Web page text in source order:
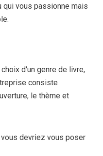
qui vous passionne mais
d'un genre de livre,
consiste
le thème et
vous devriez vous poser